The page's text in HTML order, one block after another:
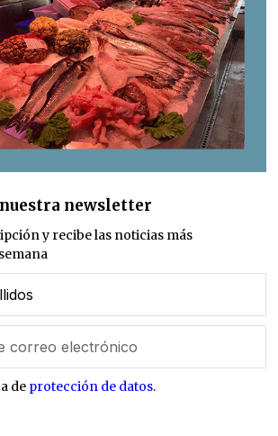
newsletter
y recibe las noticias más
de protección de datos.